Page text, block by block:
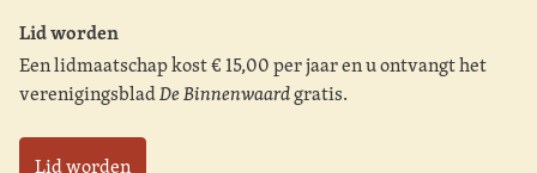
Lid worden
Een lidmaatschap kost € 15,00 per jaar en u ontvangt het
verenigingsbladDe Binnenwaardgratis.
Lid worden